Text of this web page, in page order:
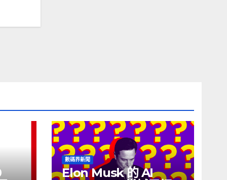
數碼界新聞
Elon Musk 的 AI